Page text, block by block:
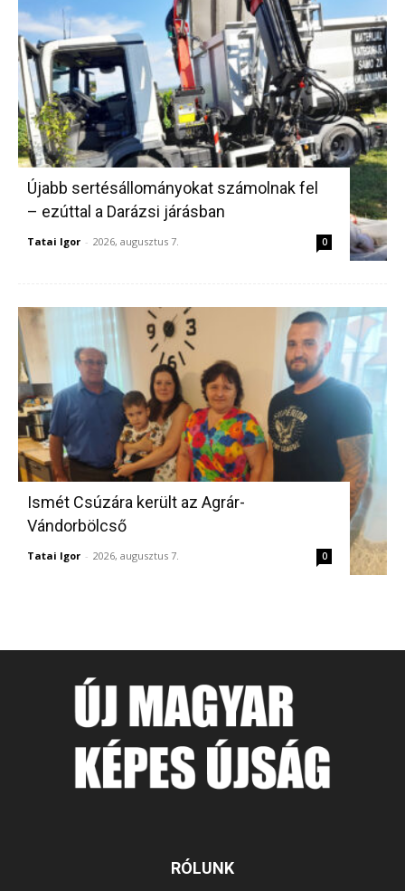
Újabb sertésállományokat számolnak fel
– ezúttal a Darázsi járásban
Tatai Igor - 2026, augusztus 7. 0
Ismét Csúzára került az Agrár-
Vándorbölcső
Tatai Igor - 2026, augusztus 7. 0
RÓLUNK